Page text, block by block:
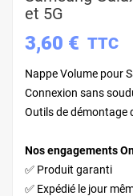
et 5G
3,60 € TTC
Nappe Volume pour
Connexion sans
Outils de démontage
Nos engagements
✅ Produit garanti
✅ Expédié le jour